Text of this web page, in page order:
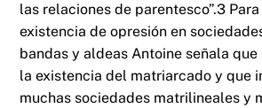
las relaciones de parentesco”.3
existencia de opresión en
bandas y aldeas Antoine señala
la existencia del matriarcado y que
muchas sociedades matrilineales y